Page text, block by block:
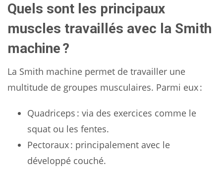
Quels sont les principaux
muscles travaillés avec la Smith
machine ?
La Smith machine permet de travailler une
multitude de groupes musculaires. Parmi eux :
Quadriceps : via des exercices comme le
squat ou les fentes.
Pectoraux : principalement avec le
développé couché.